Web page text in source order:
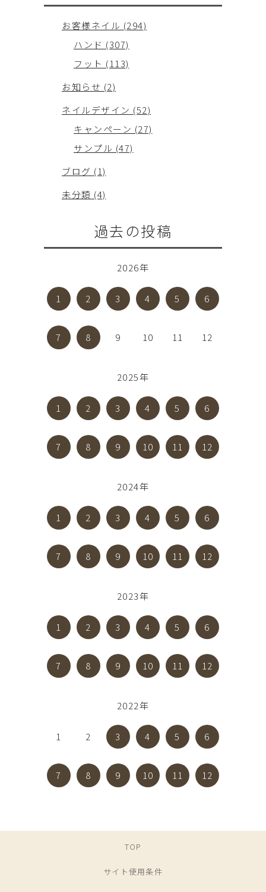
お客様ネイル (294)
ハンド (307)
フット (113)
お知らせ (2)
ネイルデザイン (52)
キャンペーン (27)
サンプル (47)
ブログ (1)
未分類 (4)
過去の投稿
2026年
1 2 3 4 5 6
7 8 9 10 11 12
2025年
1 2 3 4 5 6
7 8 9 10 11 12
2024年
1 2 3 4 5 6
7 8 9 10 11 12
2023年
1 2 3 4 5 6
7 8 9 10 11 12
2022年
1 2 3 4 5 6
7 8 9 10 11 12
TOP
サイト使用条件